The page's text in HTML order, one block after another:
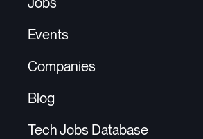
Events
Companies
Blog
Tech Jobs Database